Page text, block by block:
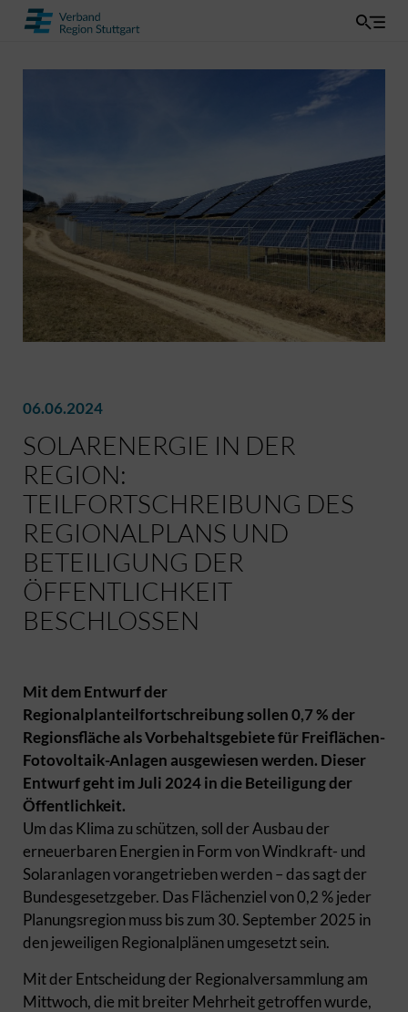
06.06.2024
SOLARENERGIE IN DER
REGION:
TEILFORTSCHREIBUNG DES
REGIONALPLANS UND
BETEILIGUNG DER
ÖFFENTLICHKEIT
BESCHLOSSEN
Mit dem Entwurf der
Regionalplanteilfortschreibung sollen 0,7 % der
Regionsfläche als Vorbehaltsgebiete für Freiflächen-
Fotovoltaik-Anlagen ausgewiesen werden. Dieser
Entwurf geht im Juli 2024 in die Beteiligung der
Öffentlichkeit.
Um das Klima zu schützen, soll der Ausbau der
erneuerbaren Energien in Form von Windkraft- und
Solaranlagen vorangetrieben werden – das sagt der
Bundesgesetzgeber. Das Flächenziel von 0,2 % jeder
Planungsregion muss bis zum 30. September 2025 in
den jeweiligen Regionalplänen umgesetzt sein.
Mit der Entscheidung der Regionalversammlung am
Mittwoch, die mit breiter Mehrheit getroffen wurde,